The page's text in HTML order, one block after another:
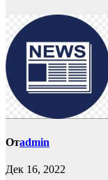
Отadmin
Дек 16, 2022